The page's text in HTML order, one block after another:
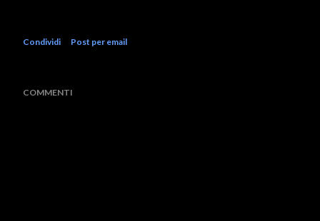
Condividi Post per email
COMMENTI